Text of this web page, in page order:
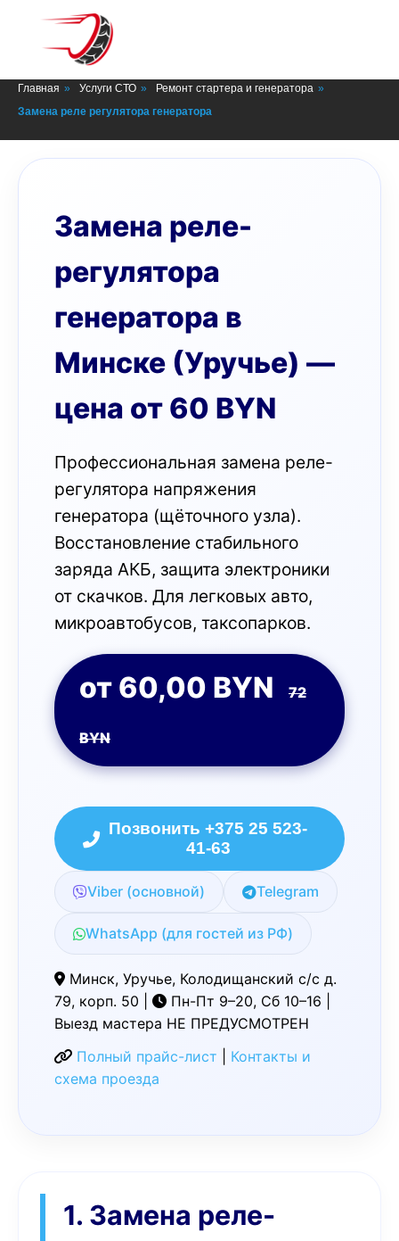
Главная » Услуги СТО » Ремонт стартера и генератора »
Замена реле регулятора генератора
Замена реле-
регулятора
генератора в
Минске (Уручье) —
цена от 60 BYN
Профессиональная замена реле-
регулятора напряжения
генератора (щёточного узла).
Восстановление стабильного
заряда АКБ, защита электроники
от скачков. Для легковых авто,
микроавтобусов, таксопарков.
от 60,00 BYN 72
BYN
Позвонить +375 25 523-
41-63
Viber (основной) Telegram
WhatsApp (для гостей из РФ)
Минск, Уручье, Колодищанский с/с д.
79, корп. 50 |
Пн-Пт 9–20, Сб 10–16 |
Выезд мастера НЕ ПРЕДУСМОТРЕН
Полный прайс-лист
Контакты и
схема проезда
1. Замена реле-